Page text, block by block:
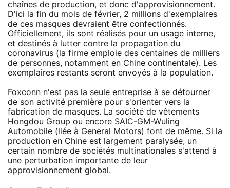
chaînes de production, et donc d'approvisionnement.
D'ici la fin du mois de février, 2 millions d'exemplaires
de ces masques devraient être confectionnés.
Officiellement, ils sont réalisés pour un usage interne,
et destinés à lutter contre la propagation du
coronavirus (la firme emploie des centaines de milliers
de personnes, notamment en Chine continentale). Les
exemplaires restants seront envoyés à la population.
Foxconn n'est pas la seule entreprise à se détourner
de son activité première pour s'orienter vers la
fabrication de masques. La société de vêtements
Hongdou Group ou encore SAIC-GM-Wuling
Automobile (liée à General Motors) font de même. Si la
production en Chine est largement paralysée, un
certain nombre de sociétés multinationales s'attend à
une perturbation importante de leur
approvisionnement global.